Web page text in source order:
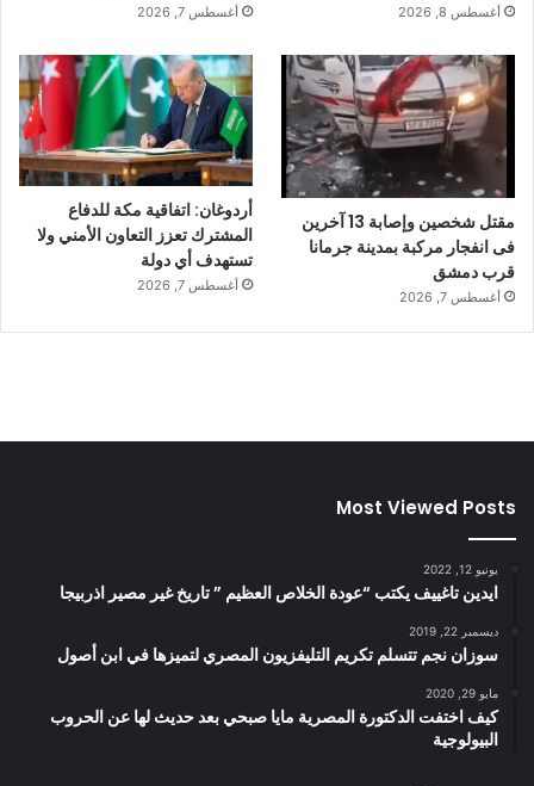
أغسطس 8, 2026 أغسطس 7, 2026
مقتل شخصين وإصابة 13 آخرين
فى انفجار مركبة بمدينة جرمانا
قرب دمشق
أغسطس 7, 2026
أردوغان: اتفاقية مكة للدفاع
المشترك تعزز التعاون الأمني ولا
تستهدف أي دولة
أغسطس 7, 2026
Most Viewed Posts
يونيو 12, 2022
ايدين تاغييف يكتب “عودة الخلاص العظيم ” تاريخ غير مصير اذربيجا
ديسمبر 22, 2019
سوزان نجم تتسلم تكريم التليفزيون المصري لتميزها في ابن أصول
مايو 29, 2020
كيف اختفت الدكتورة المصرية مايا صبحي بعد حديث لها عن الحروب
البيولوجية